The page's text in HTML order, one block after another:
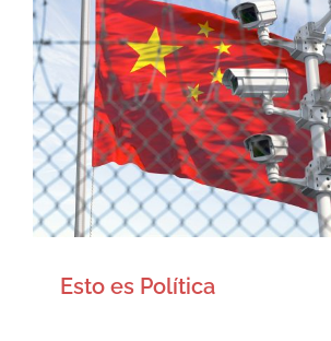
Esto es Política
Artículos
Esto es Política